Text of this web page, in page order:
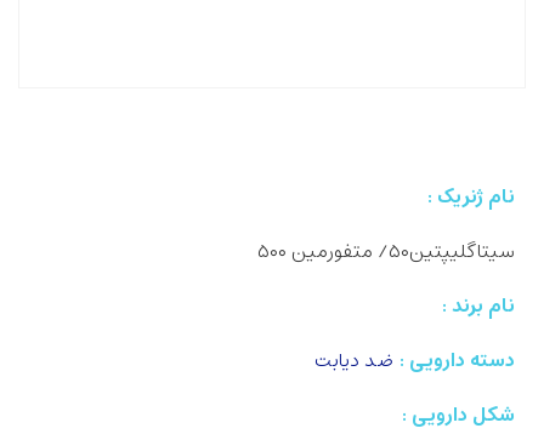
نام ژنریک :
سیتاگلیپتین۵۰/ متفورمین ۵۰۰
نام برند :
دسته دارویی : ضد دیابت
شکل دارویی :